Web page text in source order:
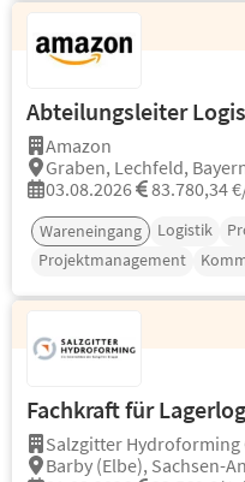
Abteilungsleiter
Amazon
Graben, Lechfeld,
03.08.2026
83.780,34
Wareneingang Logistik
Projektmanagement
Fachkraft für
Salzgitter Hydroforming
Barby (Elbe), Sachsen-